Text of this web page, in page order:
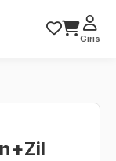
Giris